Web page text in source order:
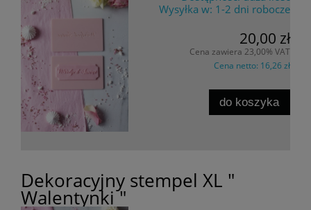
Wysyłka w: 1-2 dni robocze
20,00 zł
Cena zawiera 23,00% VAT
Cena netto: 16,26 zł
do koszyka
Dekoracyjny stempel XL "
Walentynki "